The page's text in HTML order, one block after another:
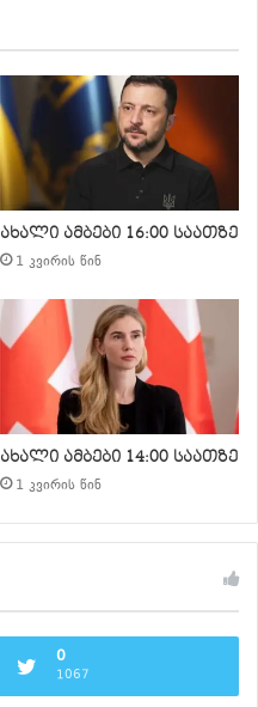
ახალი ამბები 16:00 საათზე
1 კვირის წინ
ახალი ამბები 14:00 საათზე
1 კვირის წინ
0
1067